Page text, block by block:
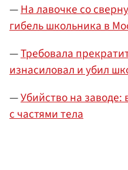
—На лавочке со
гибель школьника в
—Требовала
изнасиловал и убил
—Убийство на
с частями тела